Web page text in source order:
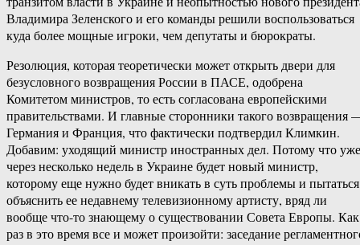
Владимира Зеленского и его команды решили воспользоваться
куда более мощные игроки, чем депутаты и бюрократы.
Резолюция, которая теоретически может открыть двери для
безусловного возвращения России в ПАСЕ, одобрена
Комитетом министров, то есть согласована европейскими
правительствами. И главные сторонники такого возвращения
Германия и Франция, что фактически подтвердил Климкин.
Добавим: уходящий министр иностранных дел. Потому что уже
через несколько недель в Украине будет новый министр,
которому еще нужно будет вникать в суть проблемы и пытаться
объяснить ее недавнему телевизионному артисту, вряд ли
вообще что-то знающему о существовании Совета Европы. Как
раз в это время все и может произойти: заседание